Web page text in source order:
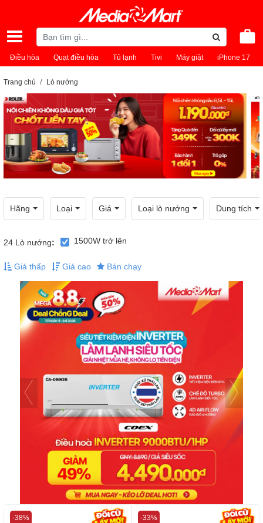
Điều hòa Quạt điều hòa Tủ lạnh Tivi Máy giặt iPhone 17
Trang chủ Lò nướng
Hãng Loại Giá Loại lò nướng Dung tích
24 Lò nướng: 1500W trở lên
Giá thấp Giá cao Bán chạy
-38% -33%